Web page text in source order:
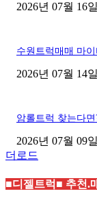
2026년 07월 16일
수원트럭매매 마
2026년 07월 14일
암롤트럭 찾는다
2026년 07월 09일
더로드
■디젤트럭■ 추천.